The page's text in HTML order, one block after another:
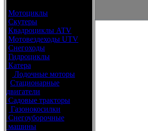
Мотоциклы
Скутеры
Квадроциклы ATV
Мотовездеходы UTV
Снегоходы
Гидроциклы
Катера
Лодочные моторы
Стационарные
двигатели
Садовые тракторы
Газонокосилки
Снегоуборочные
машины